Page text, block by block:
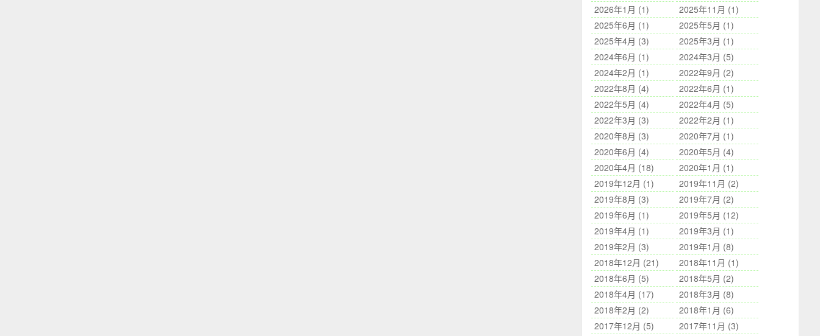
2026年1月 (1)
2025年11月 (1)
2025年6月 (1)
2025年5月 (1)
2025年4月 (3)
2025年3月 (1)
2024年6月 (1)
2024年3月 (5)
2024年2月 (1)
2022年9月 (2)
2022年8月 (4)
2022年6月 (1)
2022年5月 (4)
2022年4月 (5)
2022年3月 (3)
2022年2月 (1)
2020年8月 (3)
2020年7月 (1)
2020年6月 (4)
2020年5月 (4)
2020年4月 (18)
2020年1月 (1)
2019年12月 (1)
2019年11月 (2)
2019年8月 (3)
2019年7月 (2)
2019年6月 (1)
2019年5月 (12)
2019年4月 (1)
2019年3月 (1)
2019年2月 (3)
2019年1月 (8)
2018年12月 (21)
2018年11月 (1)
2018年6月 (5)
2018年5月 (2)
2018年4月 (17)
2018年3月 (8)
2018年2月 (2)
2018年1月 (6)
2017年12月 (5)
2017年11月 (3)